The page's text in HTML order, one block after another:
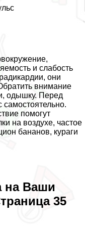
и слабость
они
внимание
одышку. Перед
помогут
на воздухе, частое
бананов, кураги
на Ваши
35